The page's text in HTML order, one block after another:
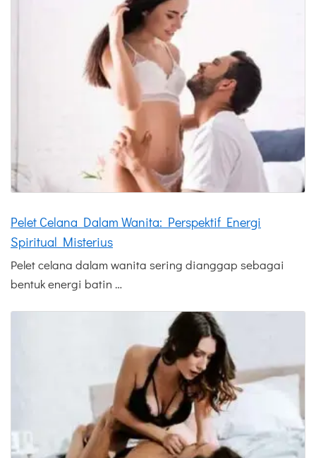
Pelet Celana Dalam Wanita: Perspektif Energi
Spiritual Misterius
Pelet celana dalam wanita sering dianggap sebagai
bentuk energi batin …